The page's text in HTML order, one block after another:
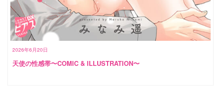
2026年6月20日
天使の性感帯〜COMIC & ILLUSTRATION〜